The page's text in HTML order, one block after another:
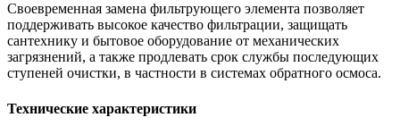
Своевременная замена фильтрующего элемента позволяет
поддерживать высокое качество фильтрации, защищать
сантехнику и бытовое оборудование от механических
загрязнений, а также продлевать срок службы последующих
ступеней очистки, в частности в системах обратного осмоса.
Технические характеристики